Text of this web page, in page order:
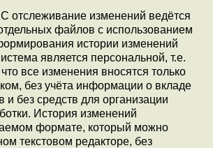
отслеживание изменений ведётся
файлов c использованием
истории изменений
является персональной, т.е.
все изменения вносятся только
без учёта информации о вкладе
и без средств для организации
История изменений
формате, который можно
текстовом редакторе, без